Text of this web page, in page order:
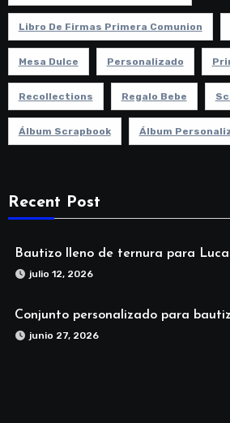
Libro De Firmas Primera Comunion
Mesa Dulce Personalizado
Recollections Regalo Bebe
Álbum Scrapbook Álbum
Recent Post
Bautizo lleno de ternura para
julio 12, 2026
Conjunto personalizado para
junio 27, 2026